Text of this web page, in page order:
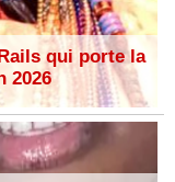
qui porte la
2026